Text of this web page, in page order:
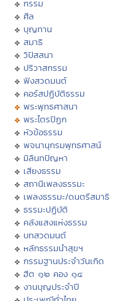
กรรม
ศีล
บุญทาน
สมาธิ
วิปัสสนา
ปริวาสกรรม
ฟังสวดมนต์
คอร์สปฏิบัติธรรม
พระพุทธศาสนา
พระไตรปิฏก
หัวข้อธรรม
พจนานุกรมพุทธศาสน์
มิลินทปัญหา
เสียงธรรม
สถานีเพลงธรรมะ
เพลงธรรมะ/ดนตรีสมาธิ
ธรรมะปฏิบัติ
คลังแสงแห่งธรรม
บทสวดมนต์
หลักธรรมนำสุขฯ
กรรมฐานประจำวันเกิด
ฮีต ๑๒ คอง ๑๔
งานบุญประจำปี